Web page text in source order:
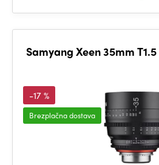
Samyang Xeen 35mm
-17 %
Brezplačna dostava